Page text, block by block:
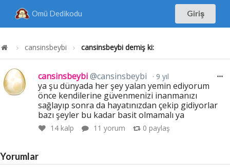
Omü Dedikodu Giriş
cansinsbeybi cansinsbeybi demiş ki:
cansinsbeybi@cansinsbeybi 9 yıl
ya şu dünyada her şey yalan yemin ediyorum
önce kendilerine güvenmenizi inanmanızı
sağlayıp sonra da hayatınızdan çekip gidiyorlar
bazı şeyler bu kadar basit olmamalı ya
14kalp 11 yorum 0 paylaş
Yorumlar